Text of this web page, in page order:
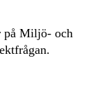
på Miljö- och